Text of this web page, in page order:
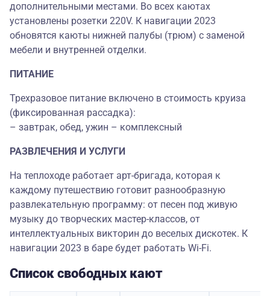
дополнительными местами. Во всех каютах
установлены розетки 220V. К навигации 2023
обновятся каюты нижней палубы (трюм) с заменой
мебели и внутренней отделки.
ПИТАНИЕ
Трехразовое питание включено в стоимость круиза
(фиксированная рассадка):
– завтрак, обед, ужин – комплексный
РАЗВЛЕЧЕНИЯ И УСЛУГИ
На теплоходе работает арт-бригада, которая к
каждому путешествию готовит разнообразную
развлекательную программу: от песен под живую
музыку до творческих мастер-классов, от
интеллектуальных викторин до веселых дискотек. К
навигации 2023 в баре будет работать Wi-Fi.
Список свободных кают